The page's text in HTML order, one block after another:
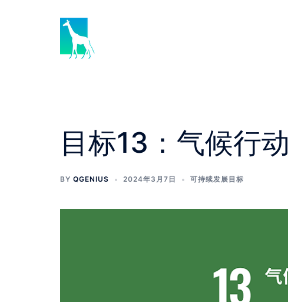
目标13：气候行动
BY QGENIUS 2024年3月7日 可持续发展目标